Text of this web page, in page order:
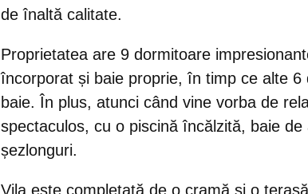
de înaltă calitate.
Proprietatea are 9 dormitoare
încorporat și baie proprie, în timp ce alte
baie. În plus, atunci când vine vorba de
spectaculos, cu o piscină încălzită, baie
șezlonguri.
Vila este completată de o cramă și o